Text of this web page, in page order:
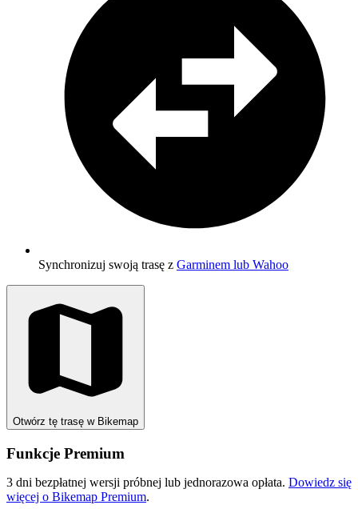
Synchronizuj swoją trasę z Garminem lub Wahoo
Otwórz tę trasę w Bikemap
Funkcje Premium
3 dni bezpłatnej wersji próbnej lub jednorazowa opłata. Dowiedz się
więcej o Bikemap Premium.